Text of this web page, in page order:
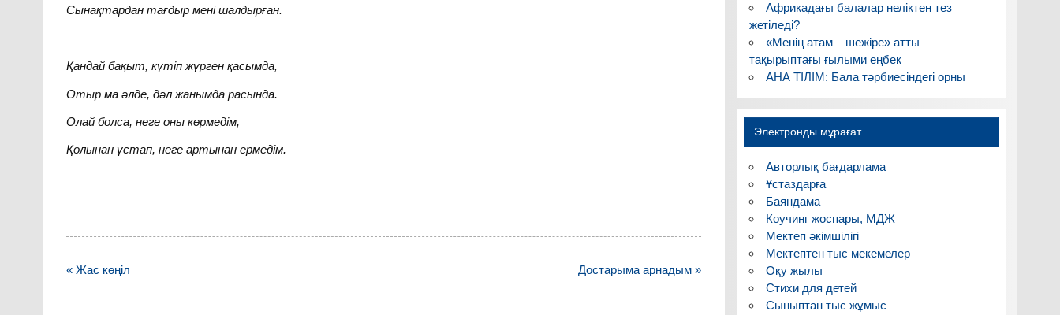
Сынақтардан тағдыр мені шалдырған.
Қандай бақыт, күтіп жүрген қасымда,
Отыр ма әлде, дәл жанымда расында.
Олай болса, неге оны көрмедім,
Қолынан ұстап, неге артынан ермедім.
Навигация
« Жас көңіл Достарыма арнадым »
Африкадағы балалар неліктен тез
жетіледі?
«Менің атам – шежіре» атты
тақырыптағы ғылыми еңбек
АНА ТІЛІМ: Бала тәрбиесіндегі орны
Электронды мұрағат
Авторлық бағдарлама
Ұстаздарға
Баяндама
Коучинг жоспары, МДЖ
Мектеп әкімшілігі
Мектептен тыс мекемелер
Оқу жылы
Стихи для детей
Сыныптан тыс жұмыс